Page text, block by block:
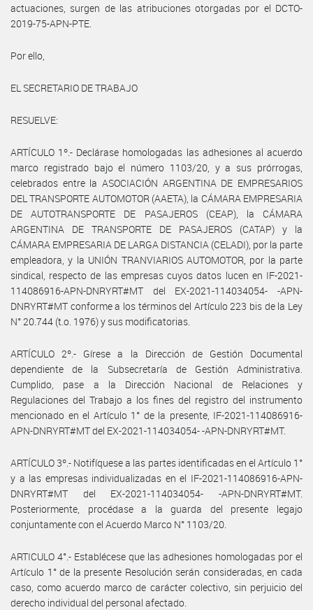
actuaciones, surgen de las atribuciones otorgadas por el DCTO-
2019-75-APN-PTE.
Por ello,
EL SECRETARIO DE TRABAJO
RESUELVE:
ARTÍCULO 1º.- Declárase homologadas las adhesiones al acuerdo
marco registrado bajo el número 1103/20, y a sus prórrogas,
celebrados entre la ASOCIACIÓN ARGENTINA DE EMPRESARIOS
DEL TRANSPORTE AUTOMOTOR (AAETA), la CÁMARA EMPRESARIA
DE AUTOTRANSPORTE DE PASAJEROS (CEAP), la CÁMARA
ARGENTINA DE TRANSPORTE DE PASAJEROS (CATAP) y la
CÁMARA EMPRESARIA DE LARGA DISTANCIA (CELADI), por la parte
empleadora, y la UNIÓN TRANVIARIOS AUTOMOTOR, por la parte
sindical, respecto de las empresas cuyos datos lucen en IF-2021-
114086916-APN-DNRYRT#MT del EX-2021-114034054- -APN-
DNRYRT#MT conforme a los términos del Artículo 223 bis de la Ley
N° 20.744 (t.o. 1976) y sus modificatorias.
ARTÍCULO 2º.- Gírese a la Dirección de Gestión Documental
dependiente de la Subsecretaría de Gestión Administrativa.
Cumplido, pase a la Dirección Nacional de Relaciones y
Regulaciones del Trabajo a los fines del registro del instrumento
mencionado en el Artículo 1° de la presente, IF-2021-114086916-
APN-DNRYRT#MT del EX-2021-114034054- -APN-DNRYRT#MT.
ARTÍCULO 3º.- Notifíquese a las partes identificadas en el Artículo 1°
y a las empresas individualizadas en el IF-2021-114086916-APN-
DNRYRT#MT del EX-2021-114034054- -APN-DNRYRT#MT.
Posteriormente, procédase a la guarda del presente legajo
conjuntamente con el Acuerdo Marco N° 1103/20.
ARTICULO 4°.- Establécese que las adhesiones homologadas por el
Artículo 1° de la presente Resolución serán consideradas, en cada
caso, como acuerdo marco de carácter colectivo, sin perjuicio del
derecho individual del personal afectado.